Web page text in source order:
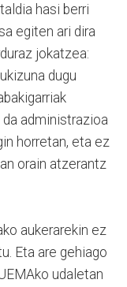
hasi berri
egiten ari dira
jokatzea:
dugu
administrazioa
horretan, eta ez
orain atzerantz
aukerarekin ez
Eta are gehiago
udaletan